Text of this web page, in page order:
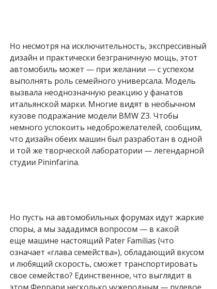
Но несмотря на исключительность, экспрессивный
дизайн и практически безграничную мощь, этот
автомобиль может — при желании — с успехом
выполнять роль семейного универсала. Модель
вызвала неоднозначную реакцию у фанатов
итальянской марки. Многие видят в необычном
кузове подражание модели BMW Z3. Чтобы
немного успокоить недоброжелателей, сообщим,
что дизайн обеих машин был разработан в одной
и той же творческой лаборатории — легендарной
студии Pininfarina.
Но пусть на автомобильных форумах идут жаркие
споры, а мы зададимся вопросом — в какой
еще машине настоящий Pater Familias (что
означает «глава семейства»), обладающий вкусом
и любящий скорость, сможет транспортировать
свое семейство? Единственное, что выглядит в